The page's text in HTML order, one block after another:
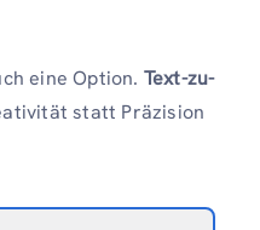
eine Option. Text-zu-
statt Präzision